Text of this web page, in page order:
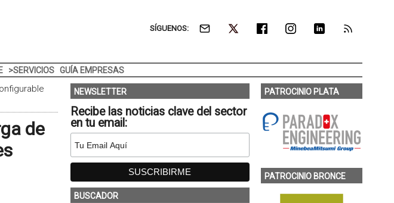
SÍGUENOS:
>SERVICIOS GUÍA EMPRESAS
de
NEWSLETTER
Recibe las noticias clave del sector
en tu email:
BUSCADOR
PATROCINIO PLATA
PATROCINIO BRONCE